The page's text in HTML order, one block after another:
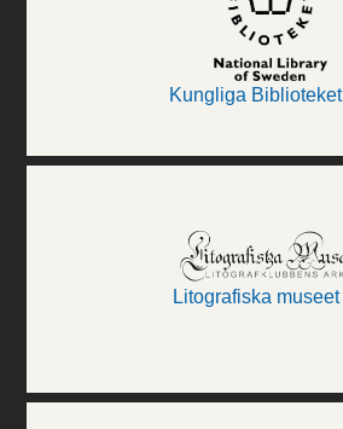
Kungliga Biblioteket
Litografiska museet